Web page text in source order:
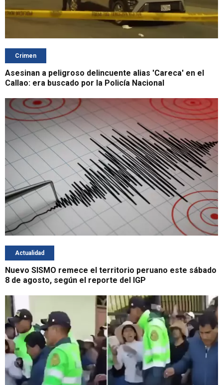
Crimen
Asesinan a peligroso delincuente alias 'Careca' en el
Callao: era buscado por la Policía Nacional
Actualidad
Nuevo SISMO remece el territorio peruano este sábado
8 de agosto, según el reporte del IGP